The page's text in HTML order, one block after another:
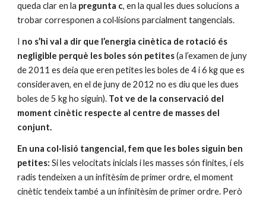
queda clar en la pregunta c, en la qual les dues solucions a
trobar corresponen a col·lisions parcialment tangencials.
I no s’hi val a dir que l’energia cinètica de rotació és
negligible perquè les boles són petites (a l’examen de juny
de 2011 es deia que eren petites les boles de 4 i 6 kg que es
consideraven, en el de juny de 2012 no es diu que les dues
boles de 5 kg ho siguin). Tot ve de la conservació del
moment cinètic respecte al centre de masses del
conjunt.
En una col·lisió tangencial, fem que les boles siguin ben
petites: Si les velocitats inicials i les masses són finites, i els
radis tendeixen a un infitèsim de primer ordre, el moment
cinètic tendeix també a un infinitèsim de primer ordre. Però